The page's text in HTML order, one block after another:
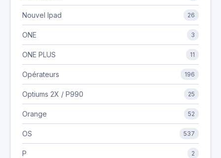
Nouvel Ipad 26
ONE 3
ONE PLUS 11
Opérateurs 196
Optiums 2X / P990 25
Orange 52
OS 537
P 2